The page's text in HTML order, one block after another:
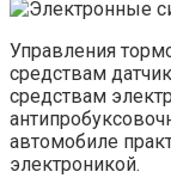
Управления
средствам
средствам
автомобиле
электроникой.